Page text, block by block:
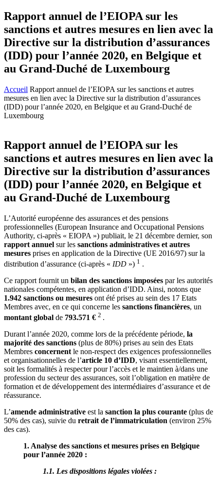
Rapport annuel de l’EIOPA sur les
sanctions et autres mesures en lien avec la
Directive sur la distribution d’assurances
(IDD) pour l’année 2020, en Belgique et
au Grand-Duché de Luxembourg
Accueil Rapport annuel de l’EIOPA sur les sanctions et autres
mesures en lien avec la Directive sur la distribution d’assurances
(IDD) pour l’année 2020, en Belgique et au Grand-Duché de
Luxembourg
Rapport annuel de l’EIOPA sur les
sanctions et autres mesures en lien avec la
Directive sur la distribution d’assurances
(IDD) pour l’année 2020, en Belgique et
au Grand-Duché de Luxembourg
L’Autorité européenne des assurances et des pensions
professionnelles (European Insurance and Occupational Pensions
Authority, ci-après « EIOPA ») publiait, le 21 décembre dernier, son
rapport annuel sur les sanctions administratives et autres
mesures prises en application de la Directive (UE 2016/97) sur la
distribution d’assurance (ci-après « IDD ») 1 .
Ce rapport fournit un bilan des sanctions imposées par les autorités
nationales compétentes, en application d’IDD. Ainsi, notons que
1.942 sanctions ou mesures ont été prises au sein des 17 Etats
Membres avec, en ce qui concerne les sanctions financières, un
montant global de 793.571 € 2 .
Durant l’année 2020, comme lors de la précédente période, la
majorité des sanctions (plus de 80%) prises au sein des Etats
Membres concernent le non-respect des exigences professionnelles
et organisationnelles de l’article 10 d’IDD, visant essentiellement,
soit les formalités à respecter pour l’accès et le maintien à/dans une
profession du secteur des assurances, soit l’obligation en matière de
formation et de développement des intermédiaires d’assurance et de
réassurance.
L’amende administrative est la sanction la plus courante (plus de
50% des cas), suivie du retrait de l’immatriculation (environ 25%
des cas).
1. Analyse des sanctions et mesures prises en Belgique
pour l’année 2020 :
1.1. Les dispositions légales violées :